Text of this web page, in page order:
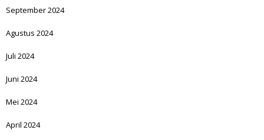
September 2024
Agustus 2024
Juli 2024
Juni 2024
Mei 2024
April 2024